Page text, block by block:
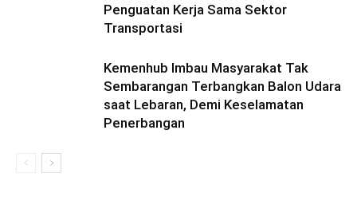
Penguatan Kerja Sama Sektor
Transportasi
Kemenhub Imbau Masyarakat Tak
Sembarangan Terbangkan Balon Udara
saat Lebaran, Demi Keselamatan
Penerbangan